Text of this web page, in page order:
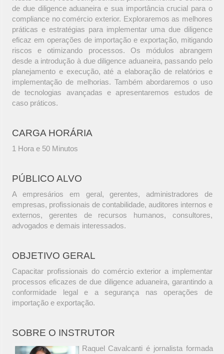
de due diligence aduaneira e sua importância crucial para o
compliance no comércio exterior. Exploraremos as melhores
práticas e estratégias para implementar uma due diligence
eficaz em operações de importação e exportação, mitigando
riscos e otimizando processos. Os módulos abrangem
desde a introdução à due diligence aduaneira, passando pelo
planejamento e execução, até a elaboração de relatórios e
implementação de melhorias. Também abordaremos o uso
de tecnologias avançadas e apresentaremos estudos de
caso práticos.
CARGA HORÁRIA
1 Hora e 50 Minutos
PÚBLICO ALVO
A empresários em geral, gerentes, administradores de
empresas, profissionais de contabilidade, auditores internos e
externos, gerentes de recursos humanos, consultores,
advogados e demais interessados.
OBJETIVO GERAL
Capacitar profissionais do comércio exterior a implementar
processos eficazes de due diligence aduaneira, garantindo a
conformidade legal e a segurança nas operações de
importação e exportação.
SOBRE O INSTRUTOR
Raquel Cavalcanti é jornalista formada